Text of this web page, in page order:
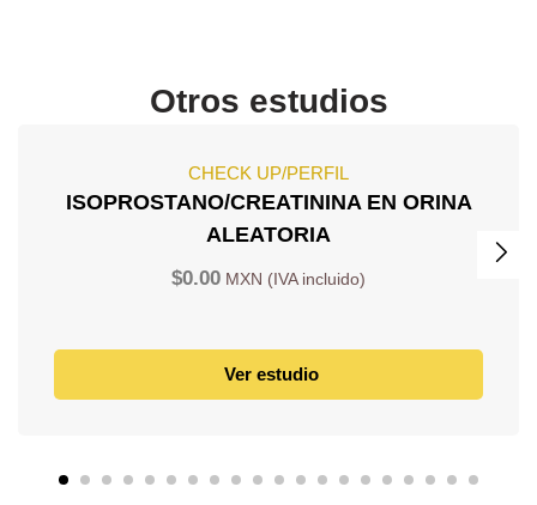
Otros estudios
CHECK UP/PERFIL
ISOPROSTANO/CREATININA EN ORINA
ALEATORIA
$0.00
Ver estudio